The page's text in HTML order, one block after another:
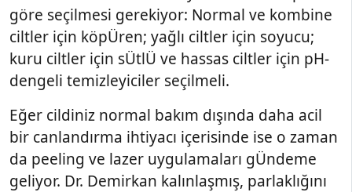
göre seçilmesi gerekiyor: Normal ve kombine
ciltler için köpÜren; yağlı ciltler için soyucu;
kuru ciltler için sÜtlÜ ve hassas ciltler için pH-
dengeli temizleyiciler seçilmeli.
Eğer cildiniz normal bakım dışında daha acil
bir canlandırma ihtiyacı içerisinde ise o zaman
da peeling ve lazer uygulamaları gÜndeme
geliyor. Dr. Demirkan kalınlaşmış, parlaklığını